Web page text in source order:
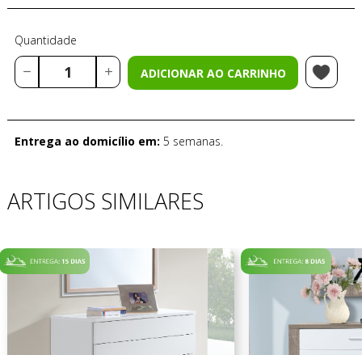
Quantidade
ADICIONAR AO CARRINHO
Entrega ao domicílio em: 5 semanas.
ARTIGOS SIMILARES